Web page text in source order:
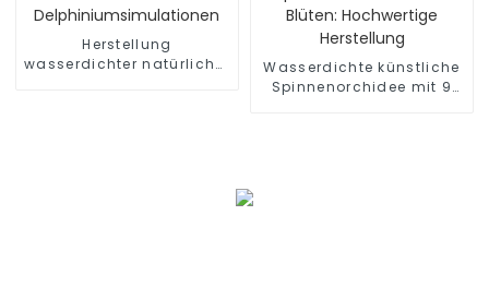
Herstellung
wasserdichter natürlicher
Wasserdichte künstliche
Spinnenorchidee mit 9